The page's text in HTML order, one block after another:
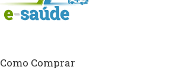
Como Comprar